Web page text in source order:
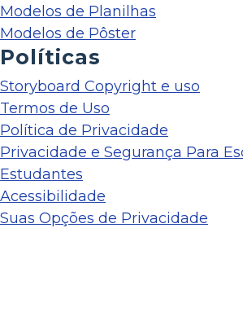
Modelos de Planilhas
Modelos de Pôster
Políticas
Storyboard Copyright e uso
Termos de Uso
Política de Privacidade
Privacidade e Segurança Para
Estudantes
Acessibilidade
Suas Opções de Privacidade